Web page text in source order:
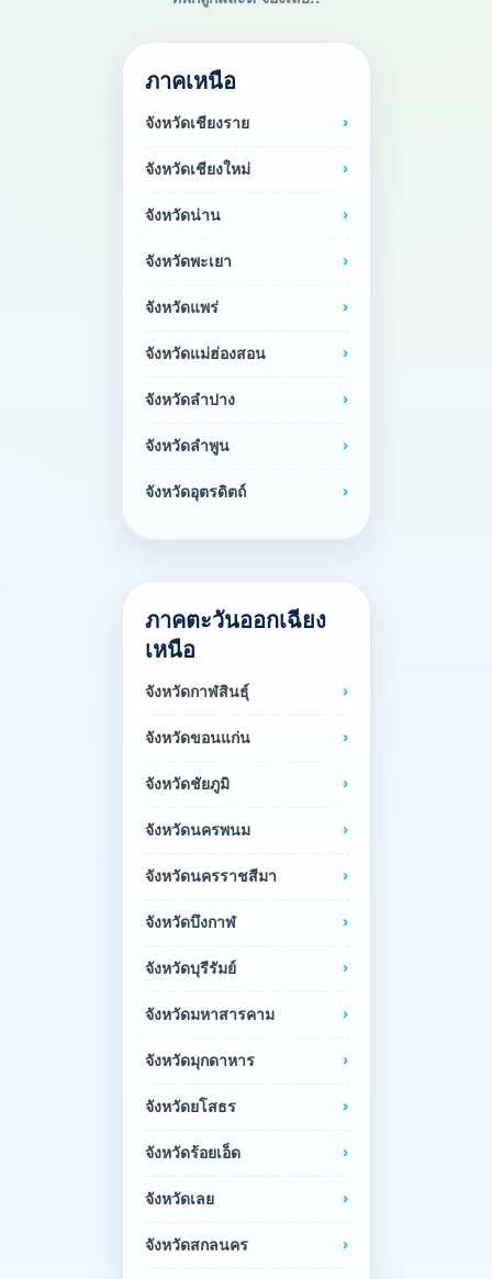
ภาคเหนือ
จังหวัดเชียงราย
จังหวัดเชียงใหม่
จังหวัดน่าน
จังหวัดพะเยา
จังหวัดแพร่
จังหวัดแม่ฮ่องสอน
จังหวัดลำปาง
จังหวัดลำพูน
จังหวัดอุตรดิตถ์
ภาคตะวันออกเฉียง
เหนือ
จังหวัดกาฬสินธุ์
จังหวัดขอนแก่น
จังหวัดชัยภูมิ
จังหวัดนครพนม
จังหวัดนครราชสีมา
จังหวัดบึงกาฬ
จังหวัดบุรีรัมย์
จังหวัดมหาสารคาม
จังหวัดมุกดาหาร
จังหวัดยโสธร
จังหวัดร้อยเอ็ด
จังหวัดเลย
จังหวัดสกลนคร